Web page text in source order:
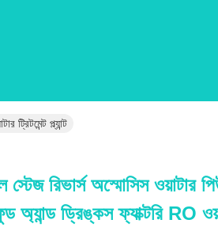
প্ল্যান্ট
রিভার্স অস্মোসিস ওয়াটার
অ্যান্ড ড্রিঙ্কস ফ্যাক্টরি RO